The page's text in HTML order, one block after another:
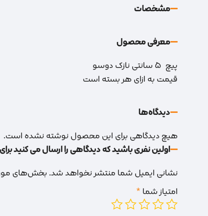
مشخصات
معرفی محصول
پیچ 5 سانتی نازک دوسو
قیمت به ازای هر بسته است
دیدگاه‌‌ها
هیچ دیدگاهی برای این محصول نوشته نشده است.
اولین نفری باشید که دیدگاهی را ارسال می کنید برای “پیچ
نشانی ایمیل شما منتشر نخواهد شد.بخش‌های
امتیاز شما *